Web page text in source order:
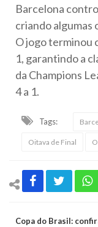
Barcelona
criando algumas
O jogo terminou
1, garantindo a
da Champions
4 a 1.
Tags:
Oitava de Final
Copa do Brasil: